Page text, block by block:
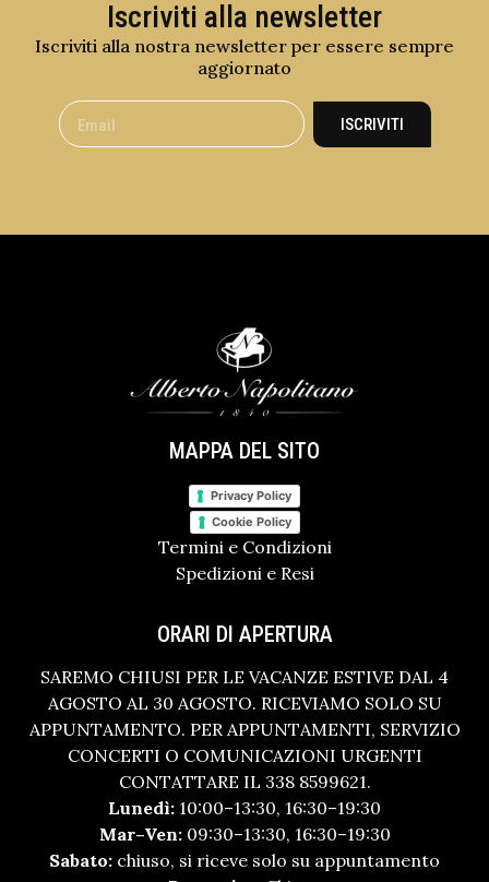
Iscriviti alla newsletter
Iscriviti alla nostra newsletter per essere sempre
aggiornato
ISCRIVITI
MAPPA DEL SITO
Privacy Policy
Cookie Policy
Termini e Condizioni
Spedizioni e Resi
ORARI DI APERTURA
SAREMO CHIUSI PER LE VACANZE ESTIVE DAL 4
AGOSTO AL 30 AGOSTO. RICEVIAMO SOLO SU
APPUNTAMENTO. PER APPUNTAMENTI, SERVIZIO
CONCERTI O COMUNICAZIONI URGENTI
CONTATTARE IL 338 8599621.
Lunedì: 10:00–13:30, 16:30–19:30
Mar–Ven:09:30–13:30, 16:30–19:30
Sabato: chiuso, si riceve solo su appuntamento